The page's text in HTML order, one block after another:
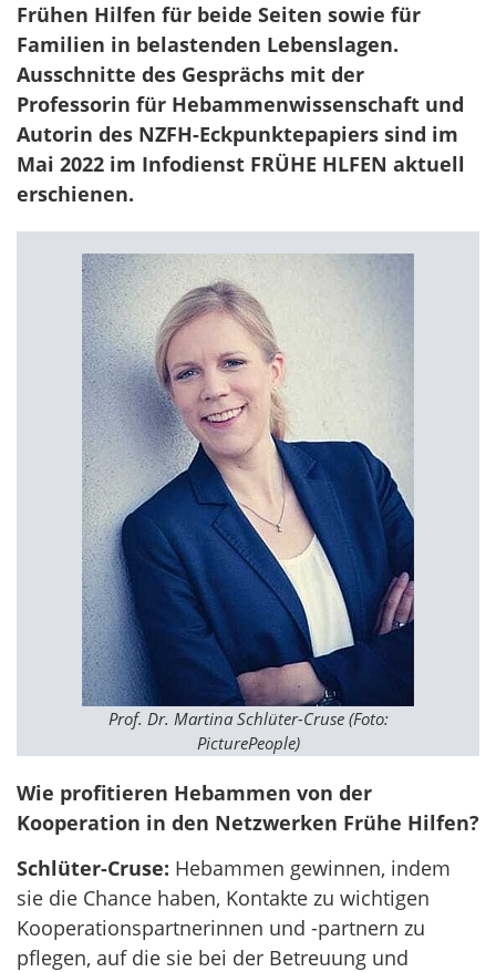
Frühen Hilfen für beide Seiten sowie für
Familien in belastenden Lebenslagen.
Ausschnitte des Gesprächs mit der
Professorin für Hebammenwissenschaft und
Autorin des NZFH-Eckpunktepapiers sind im
Mai 2022 im Infodienst FRÜHE HLFEN aktuell
erschienen.
Prof. Dr. Martina Schlüter-Cruse (Foto:
PicturePeople)
Wie profitieren Hebammen von der
Kooperation in den Netzwerken Frühe Hilfen?
Schlüter-Cruse: Hebammen gewinnen, indem
sie die Chance haben, Kontakte zu wichtigen
Kooperationspartnerinnen und -partnern zu
pflegen, auf die sie bei der Betreuung und